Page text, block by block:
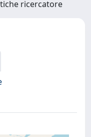
ricercatore